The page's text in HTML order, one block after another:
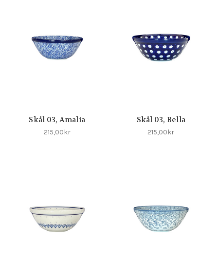
Skål 03, Amalia
215,00kr
Skål 03, Bella
215,00kr